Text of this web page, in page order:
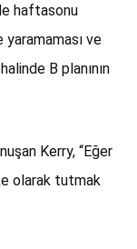
haftasonu
ve
B planının
Kerry, “Eğer
olarak tutmak